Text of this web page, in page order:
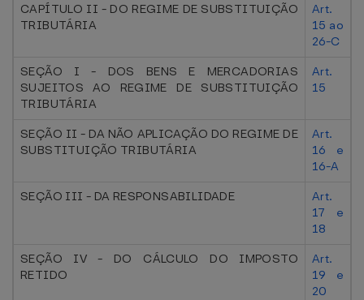
CAPÍTULO II - DO REGIME DE SUBSTITUIÇÃO
TRIBUTÁRIA
Art.
15 ao
26-C
SEÇÃO I - DOS BENS E MERCADORIAS
SUJEITOS AO REGIME DE SUBSTITUIÇÃO
TRIBUTÁRIA
Art.
15
SEÇÃO II - DA NÃO APLICAÇÃO DO REGIME DE
SUBSTITUIÇÃO TRIBUTÁRIA
Art.
16 e
16-A
SEÇÃO III - DA RESPONSABILIDADE
Art.
17 e
18
SEÇÃO IV - DO CÁLCULO DO IMPOSTO
RETIDO
Art.
19 e
20